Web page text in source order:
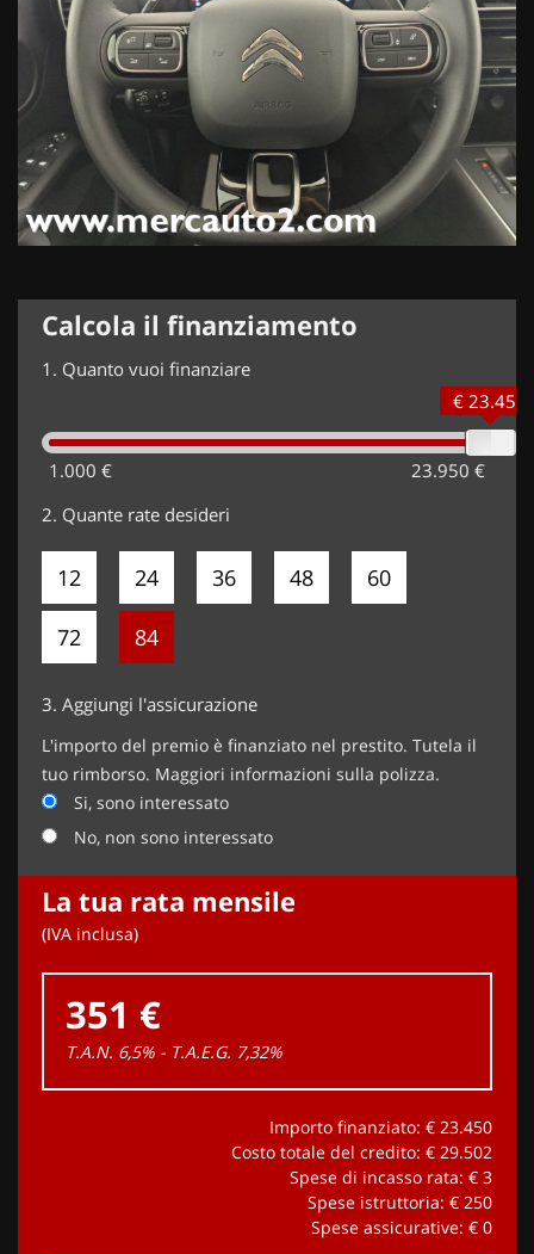
Calcola il finanziamento
1. Quanto vuoi finanziare
1.000 € 23.950 €
€ 23.450
2. Quante rate desideri
12 24 36 48 60
72 84
3. Aggiungi l'assicurazione
L'importo del premio è finanziato nel prestito. Tutela il
tuo rimborso. Maggiori informazioni sulla polizza.
Si, sono interessato
No, non sono interessato
La tua rata mensile
(IVA inclusa)
351 €
T.A.N. 6,5% - T.A.E.G. 7,32%
Importo finanziato: € 23.450
Costo totale del credito: € 29.502
Spese di incasso rata: € 3
Spese istruttoria: € 250
Spese assicurative: € 0